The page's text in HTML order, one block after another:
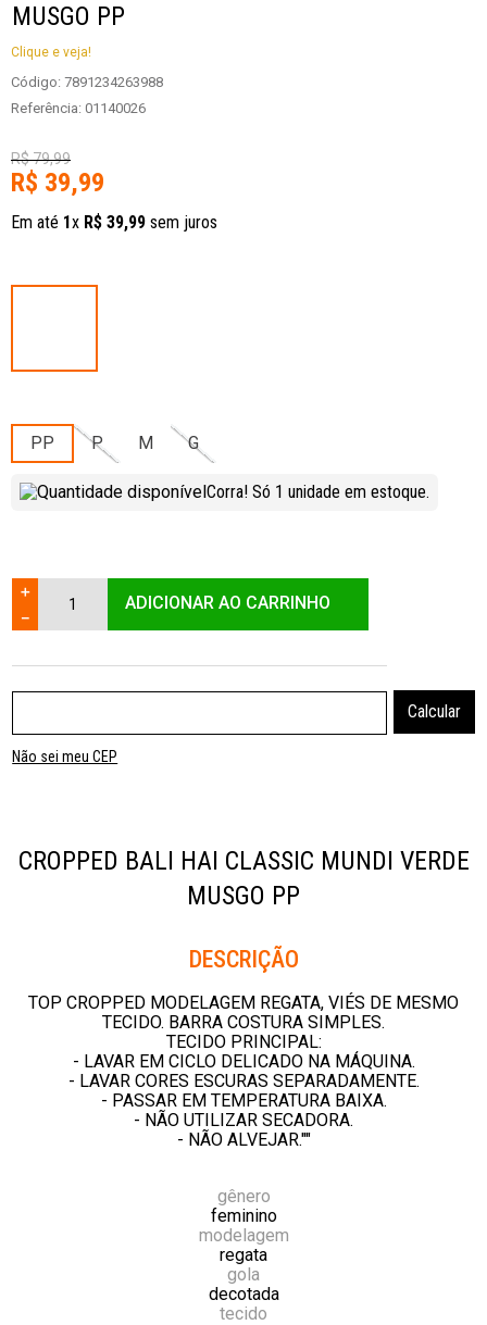
MUSGO PP
Clique e veja!
Código: 7891234263988
Referência: 01140026
R$79,99
R$ 39,99
Em até 1x R$ 39,99 sem juros
PP P M G
Corra! Só 1 unidade em estoque.
＋
－
ADICIONAR AO CARRINHO
Não sei meu CEP
CROPPED BALI HAI CLASSIC MUNDI VERDE
MUSGO PP
Descrição
TOP CROPPED MODELAGEM REGATA, VIÉS DE MESMO
TECIDO. BARRA COSTURA SIMPLES.
TECIDO PRINCIPAL:
- LAVAR EM CICLO DELICADO NA MÁQUINA.
- LAVAR CORES ESCURAS SEPARADAMENTE.
- PASSAR EM TEMPERATURA BAIXA.
- NÃO UTILIZAR SECADORA.
- NÃO ALVEJAR.""
gênero
feminino
modelagem
regata
gola
decotada
tecido